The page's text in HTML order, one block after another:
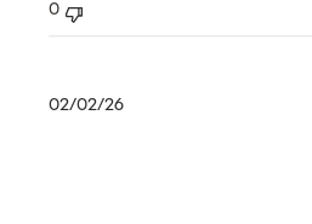
0
תאריך02/02/26